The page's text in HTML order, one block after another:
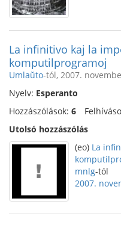
La infinitivo kaj la
komputilprogramoj
Umlaŭto-tól, 2007.
Nyelv: Esperanto
Hozzászólások: 6
Utolsó hozzászólás
(eo) La
mnlg-tól
2007.